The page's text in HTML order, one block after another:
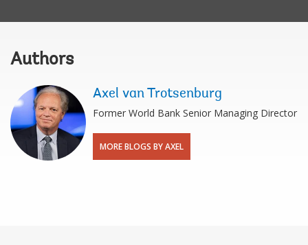
Authors
Axel van Trotsenburg
Former World Bank Senior Managing Director
MORE BLOGS BY AXEL